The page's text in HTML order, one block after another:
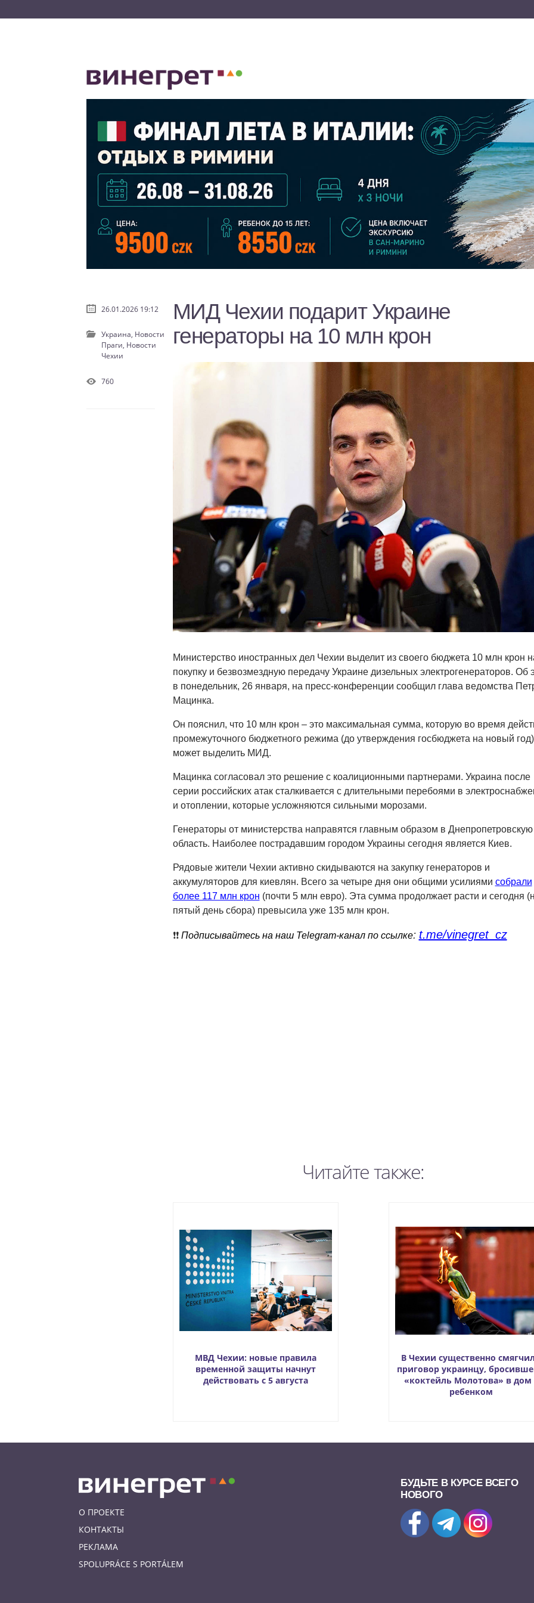
МИД Чехии подарит Украине
генераторы на 10 млн крон
Министерство иностранных дел Чехии выделит из своего бюджета 10 млн крон
покупку и безвозмездную передачу Украине дизельных электрогенераторов. Об
в понедельник, 26 января, на пресс-конференции сообщил глава ведомства
Мацинка.
Он пояснил, что 10 млн крон – это максимальная сумма, которую во время
промежуточного бюджетного режима (до утверждения госбюджета на новый год)
может выделить МИД.
Мацинка согласовал это решение с коалиционными партнерами. Украина после
серии российских атак сталкивается с длительными перебоями в
и отоплении, которые усложняются сильными морозами.
Генераторы от министерства направятся главным образом в Днепропетровскую
область. Наиболее пострадавшим городом Украины сегодня является Киев.
Рядовые жители Чехии активно скидываются на закупку генераторов и
аккумуляторов для киевлян. Всего за четыре дня они общими усилиями собрали
более 117 млн крон (почти 5 млн евро). Эта сумма продолжает расти и сегодня
пятый день сбора) превысила уже 135 млн крон.
❗️❗️ Подписывайтесь на наш Telegram-канал по ссылке: t.me/vinegret_cz
Читайте также:
МВД Чехии: новые правила
временной защиты начнут
действовать с 5 августа
В Чехии существенно
приговор украинцу,
«коктейль Молотова» в дом
ребенком
26.01.2026 19:12
Украина, Новости
Праги, Новости
Чехии
760
О ПРОЕКТЕ
КОНТАКТЫ
РЕКЛАМА
SPOLUPRÁCE S PORTÁLEM
БУДЬТЕ В КУРСЕ ВСЕГО
НОВОГО